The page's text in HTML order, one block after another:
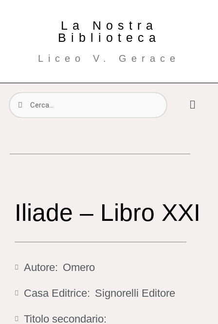
La Nostra
Biblioteca
Liceo V. Gerace
Iliade – Libro XXI
Autore: Omero
Casa Editrice: Signorelli Editore
Titolo secondario: